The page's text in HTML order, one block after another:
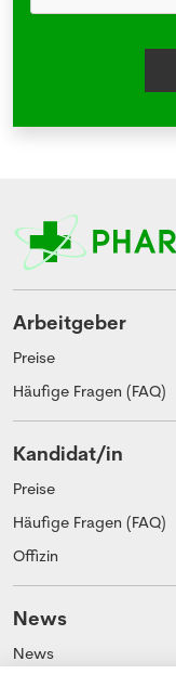
Arbeitgeber
Preise
Häufige Fragen (FAQ)
Kandidat/in
Preise
Häufige Fragen (FAQ)
Offizin
News
News